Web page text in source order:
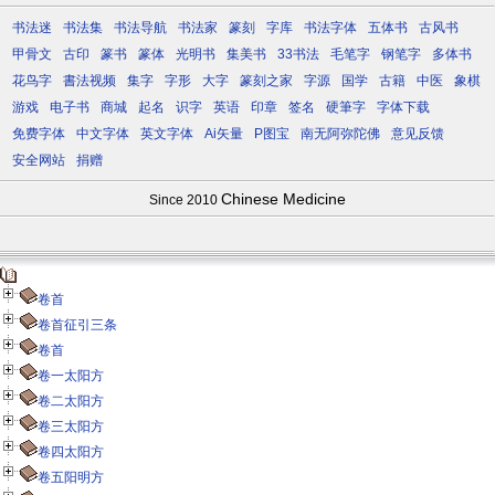
书法迷 书法集 书法导航 书法家 篆刻 字库 书法字体 五体书
古风书
甲骨文
古印 篆书 篆体 光明书 集美书 33书法 毛笔字 钢笔字
多体书
花鸟字
書法视频 集字 字形 大字 篆刻之家 字源 国学 古籍 中医
象棋
游戏
电子书 商城 起名 识字 英语 印章 签名 硬筆字
字体下载
免费字体
中文字体 英文字体 Ai矢量 P图宝 南无阿弥陀佛
意见反馈
安全网站
捐赠
Since 2010 Chinese Medicine
卷首
卷首征引三条
卷首
卷一太阳方
卷二太阳方
卷三太阳方
卷四太阳方
卷五阳明方